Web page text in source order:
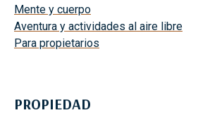
Mente y cuerpo
Aventura y actividades al aire libre
Para propietarios
PROPIEDAD